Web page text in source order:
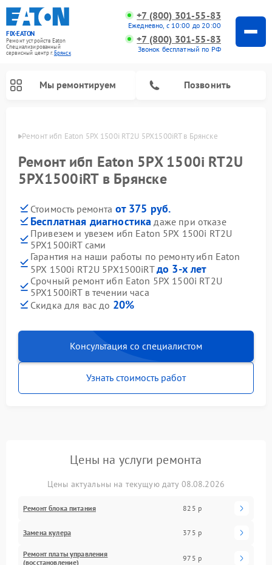
FIX-EATON
Ремонт устройств Eaton
Специализированный
cервисный центр г.Брянск
+7 (800) 301-55-83
Ежедневно, с 10:00 до 20:00
+7 (800) 301-55-83
Звонок бесплатный по РФ
Мы ремонтируем Позвонить
Ремонт ибп Eaton 5PX 1500i RT2U 5PX1500iRT в Брянске
Ремонт ибп Eaton 5PX 1500i RT2U
5PX1500iRT в Брянске
Стоимость ремонта от 375 руб.
Бесплатная диагностика даже при отказе
Привезем и увезем ибп Eaton 5PX 1500i RT2U
5PX1500iRT сами
Гарантия на наши работы по ремонту ибп Eaton
5PX 1500i RT2U 5PX1500iRTдо 3-х лет
Срочный ремонт ибп Eaton 5PX 1500i RT2U
5PX1500iRT в течении часа
Скидка для вас до 20%
Консультация со специалистом
Узнать стоимость работ
Цены на услуги ремонта
Цены актуальны на текущую дату 08.08.2026
Ремонт блока питания 825 р
Замена кулера 375 р
Ремонт платы управления
(восстановление)
975 р